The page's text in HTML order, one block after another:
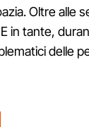
Oltre alle
in tante,
delle